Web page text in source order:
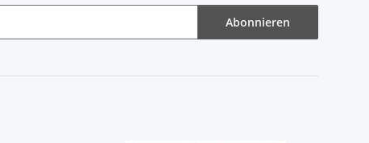
Abonnieren